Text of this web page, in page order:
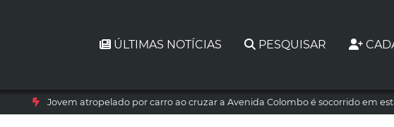
ÚLTIMAS NOTÍCIAS PESQUISAR
Jovem atropelado por carro ao cruzar a Avenida Colombo é socorrido em